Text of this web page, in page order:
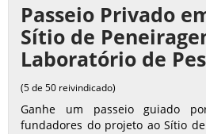
Passeio Privado
Sítio de
Laboratório de
(5 de 50 reivindicado)
Ganhe um passeio guiado
fundadores do projeto ao Sítio